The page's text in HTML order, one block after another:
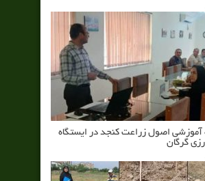
آموزشی اصول زراعت کنجد در ایستگاه
گرگان